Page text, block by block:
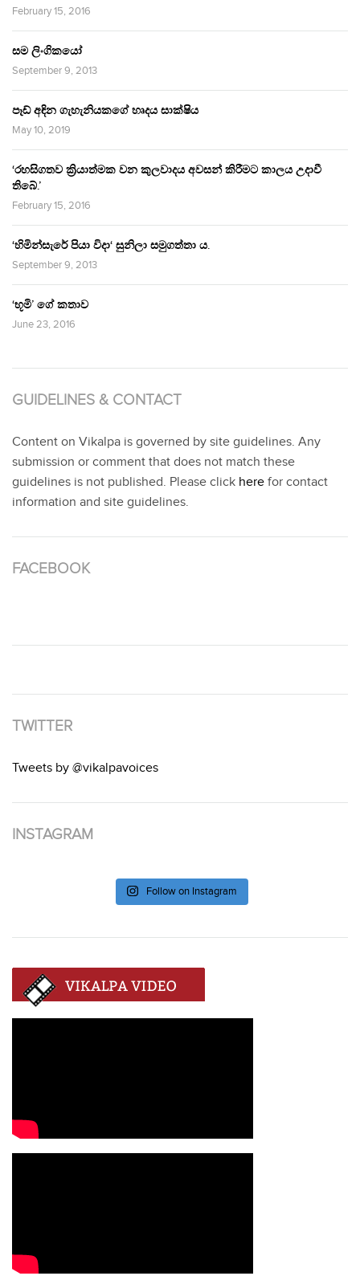
February 15, 2016
සම ලිංගිකයෝ
September 9, 2013
පෑඩ් අඳින ගැහැනියකගේ හෘදය සාක්ෂිය
May 10, 2019
‘රහසිගතව ක්‍රියාත්මක වන කුලවාදය අවසන් කිරීමට කාලය උදාවී
තිබේ.’
February 15, 2016
‘හිමින්සැරේ පියා විදා‘ සුනිලා සමුගත්තා ය.
September 9, 2013
‘භූමි’ ගේ කතාව
June 23, 2016
GUIDELINES & CONTACT
Content on Vikalpa is governed by site guidelines. Any
submission or comment that does not match these
guidelines is not published. Please click here for contact
information and site guidelines.
FACEBOOK
TWITTER
Tweets by @vikalpavoices
INSTAGRAM
Follow on Instagram